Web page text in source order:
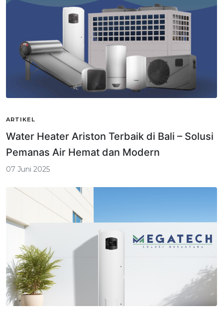
ARTIKEL
Water Heater Ariston Terbaik di Bali – Solusi
Pemanas Air Hemat dan Modern
07 Juni 2025